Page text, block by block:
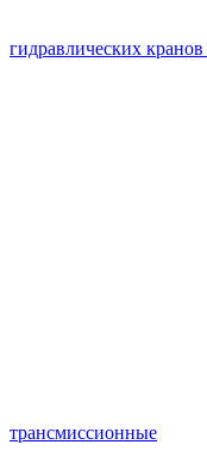
гидравлических кранов
трансмиссионные